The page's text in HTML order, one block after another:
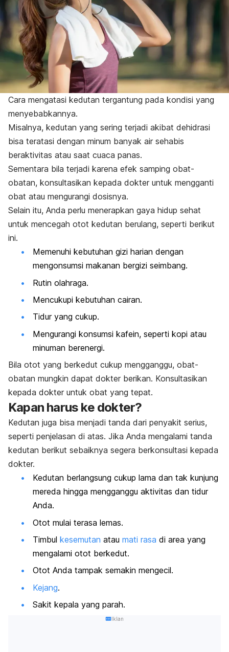
Cara mengatasi kedutan tergantung pada kondisi yang
menyebabkannya.
Misalnya, kedutan yang sering terjadi akibat dehidrasi
bisa teratasi dengan minum banyak air sehabis
beraktivitas atau saat cuaca panas.
Sementara bila terjadi karena efek samping obat-
obatan, konsultasikan kepada dokter untuk mengganti
obat atau mengurangi dosisnya.
Selain itu, Anda perlu menerapkan gaya hidup sehat
untuk mencegah otot kedutan berulang, seperti berikut
ini.
Memenuhi kebutuhan gizi harian dengan
mengonsumsi makanan bergizi seimbang.
Rutin olahraga.
Mencukupi kebutuhan cairan.
Tidur yang cukup.
Mengurangi konsumsi kafein, seperti kopi atau
minuman berenergi.
Bila otot yang berkedut cukup mengganggu, obat-
obatan mungkin dapat dokter berikan. Konsultasikan
kepada dokter untuk obat yang tepat.
Kapan harus ke dokter?
Kedutan juga bisa menjadi tanda dari penyakit serius,
seperti penjelasan di atas. Jika Anda mengalami tanda
kedutan berikut sebaiknya segera berkonsultasi kepada
dokter.
Kedutan berlangsung cukup lama dan tak kunjung
mereda hingga mengganggu aktivitas dan tidur
Anda.
Otot mulai terasa lemas.
Timbul kesemutan atau mati rasa di area yang
mengalami otot berkedut.
Otot Anda tampak semakin mengecil.
Kejang.
Sakit kepala yang parah.
Iklan